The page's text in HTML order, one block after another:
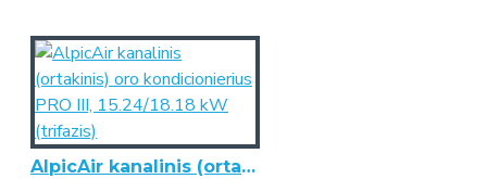
AlpicAir kanalinis (ortakinis) oro kondicionierius PRO III, 15.24/18.18 kW (trifazis)